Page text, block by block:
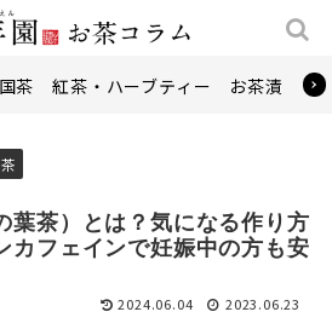
茶 紅茶・ハーブティー お茶漬け
葉茶）とは？気になる作り方
カフェインで妊娠中の方も安
2024.06.04 2023.06.23